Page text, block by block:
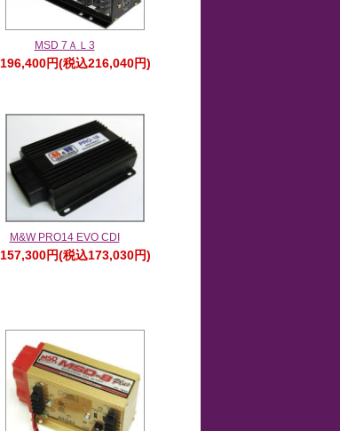
MSD 7ＡＬ3
196,400円(税込216,040円)
M&W PRO14 EVO CDI
157,300円(税込173,030円)